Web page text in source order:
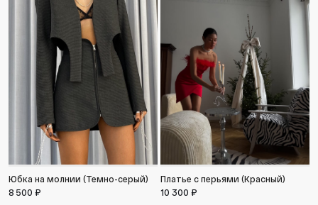
Юбка на молнии (Темно-серый)
8 500 ₽
Платье с перьями (Красный)
10 300 ₽